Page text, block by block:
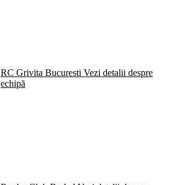
RC Grivita Bucuresti Vezi detalii despre
echipă